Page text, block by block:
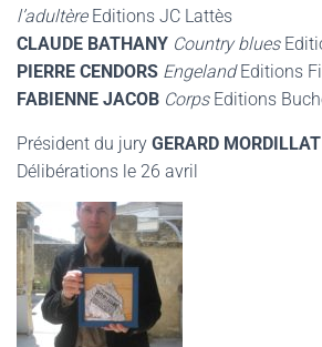
l’adultèreEditions JC Lattès
CLAUDE BATHANY Country blues
PIERRE CENDORS EngelandEditions
FABIENNE JACOB CorpsEditions
Président du jury GERARD MORDILLAT
Délibérations le 26 avril